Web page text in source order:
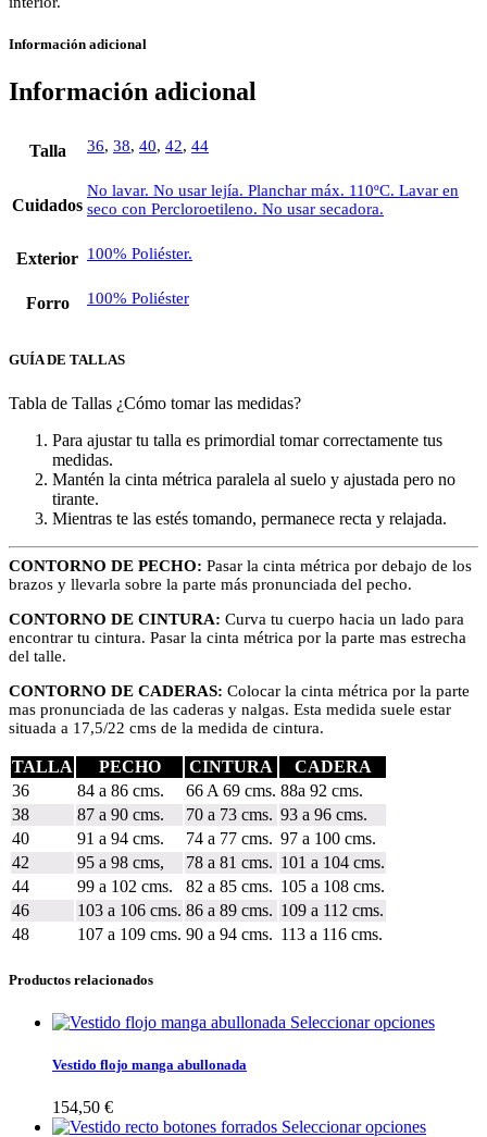
Información adicional
Información adicional
Talla 36, 38, 40, 42, 44
Cuidados
No lavar. No usar lejía. Planchar máx. 110ºC. Lavar en
seco con Percloroetileno. No usar secadora.
Exterior 100% Poliéster.
Forro 100% Poliéster
GUÍA DE TALLAS
Tabla de Tallas ¿Cómo tomar las medidas?
Para ajustar tu talla es primordial tomar correctamente tus
medidas.
Mantén la cinta métrica paralela al suelo y ajustada pero no
tirante.
Mientras te las estés tomando, permanece recta y relajada.
CONTORNO DE PECHO: Pasar la cinta métrica por debajo de los
brazos y llevarla sobre la parte más pronunciada del pecho.
CONTORNO DE CINTURA: Curva tu cuerpo hacia un lado para
encontrar tu cintura. Pasar la cinta métrica por la parte mas estrecha
del talle.
CONTORNO DE CADERAS: Colocar la cinta métrica por la parte
mas pronunciada de las caderas y nalgas. Esta medida suele estar
situada a 17,5/22 cms de la medida de cintura.
TALLA PECHO CINTURA
CADERA
36
84 a 86 cms. 66 A 69 cms. 88a 92 cms.
38
87 a 90 cms. 70 a 73 cms. 93 a 96 cms.
40
91 a 94 cms. 74 a 77 cms. 97 a 100 cms.
42
95 a 98 cms, 78 a 81 cms. 101 a 104 cms.
44
99 a 102 cms. 82 a 85 cms. 105 a 108 cms.
46
103 a 106 cms. 86 a 89 cms. 109 a 112 cms.
48
107 a 109 cms. 90 a 94 cms. 113 a 116 cms.
Productos relacionados
Seleccionar opciones
Vestido flojo manga abullonada
154,50 €
Seleccionar opciones